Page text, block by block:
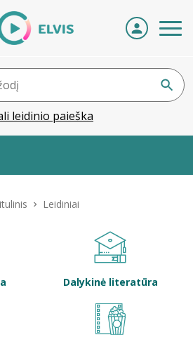
leidinio paieška
Leidiniai
Dalykinė literatūra